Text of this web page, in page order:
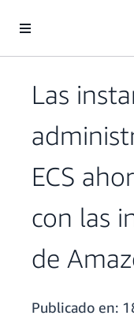
Las
ECS
con las
de
Publicado en: